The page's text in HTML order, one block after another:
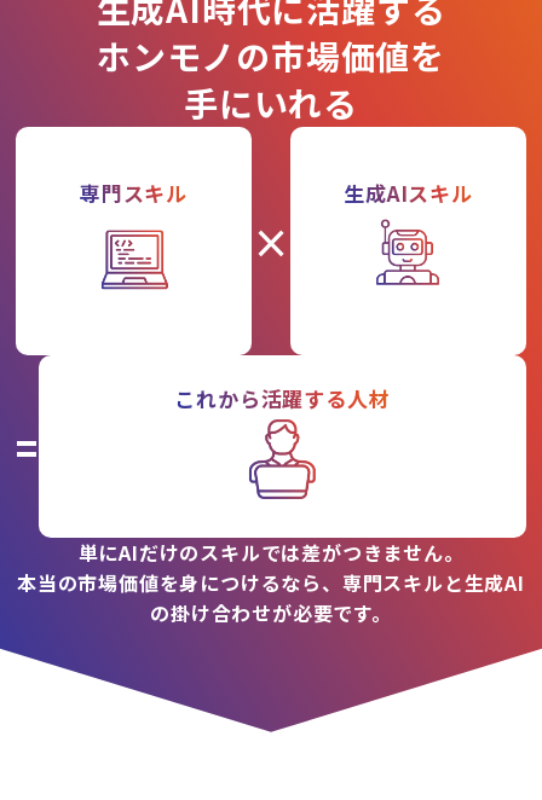
ホンモノの市場価値を
手にいれる
専門スキル
×
生成AIスキル
=
これから活躍する人材
単にAIだけのスキルでは差がつきません。
本当の市場価値を身につけるなら、専門スキルと生成AI
の掛け合わせが必要です。